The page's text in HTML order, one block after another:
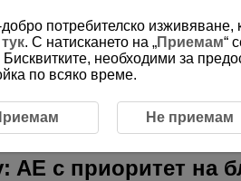
бленда
AE с приоритет на
потребителско
тук. С натискането на „Приемам“
необходими за
по всяко време.
Не приемам